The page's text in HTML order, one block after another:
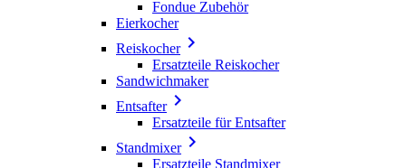
Fondue Zubehör
Eierkocher
Reiskocher
Ersatzteile Reiskocher
Sandwichmaker
Entsafter
Ersatzteile für Entsafter
Standmixer
Ersatzteile Standmixer